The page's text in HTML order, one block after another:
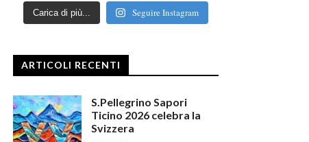
Carica di più... Seguire Instagram
ARTICOLI RECENTI
S.Pellegrino Sapori
Ticino 2026 celebra la
Svizzera